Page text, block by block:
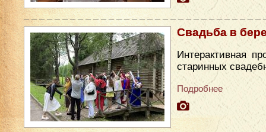
Свадьба в
Интерактивная
старинных
Подробнее